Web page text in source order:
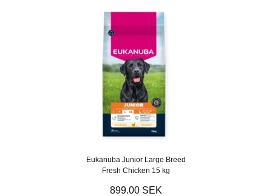
Eukanuba Junior Large Breed
Fresh Chicken 15 kg
899.00 SEK